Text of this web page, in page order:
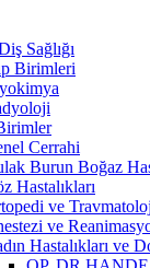
Sağlığı
Birimleri
Cerrahi
Burun Boğaz
Hastalıkları
ve
ve
Hastalıkları ve